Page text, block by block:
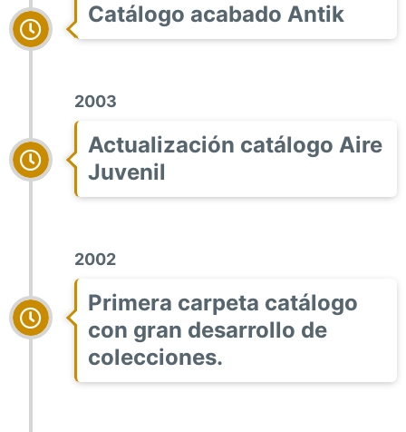
Catálogo acabado Antik
2003
Actualización catálogo Aire
Juvenil
2002
Primera carpeta catálogo
con gran desarrollo de
colecciones.